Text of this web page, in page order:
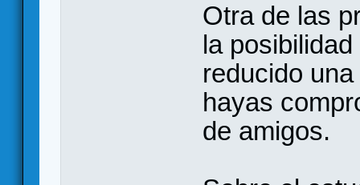
Otra de las
la
reducido
hayas
de amigos.